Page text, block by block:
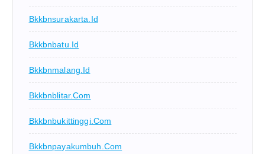
Bkkbnsurakarta.id
Bkkbnbatu.id
Bkkbnmalang.id
Bkkbnblitar.com
Bkkbnbukittinggi.com
Bkkbnpayakumbuh.com